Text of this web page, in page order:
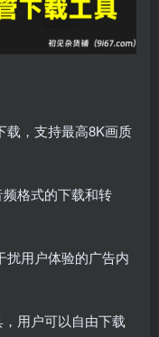
载，支持最高8K画质
格式的下载和转
扰用户体验的广告内
用户可以自由下载